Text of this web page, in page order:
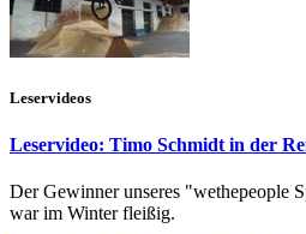
Leservideos
Leservideo: Timo Schmidt in der
Der Gewinner unseres "wethepeople
war im Winter fleißig.